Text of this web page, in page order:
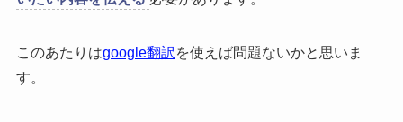
このあたりはgoogle翻訳 を使えば問題ないかと思いま
す。